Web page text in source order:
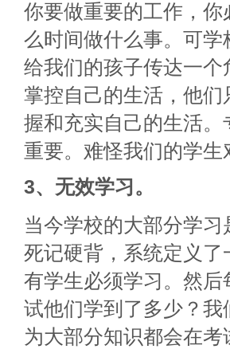
你要做重要的工作，
么时间做什么事。可
给我们的孩子传达一
掌控自己的生活，他
握和充实自己的生活
重要。难怪我们的学
3、无效学习。
当今学校的大部分学
死记硬背，系统定义
有学生必须学习。然
试他们学到了多少？
为大部分知识都会在考